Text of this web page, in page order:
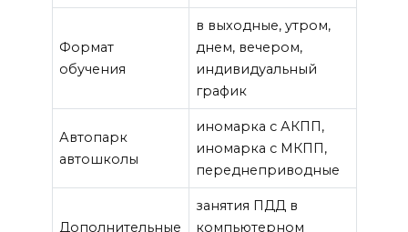
Формат
обучения
в выходные, утром,
днем, вечером,
индивидуальный
график
Автопарк
автошколы
иномарка с АКПП,
иномарка с МКПП,
переднеприводные
Дополнительные
занятия ПДД в
компьютерном